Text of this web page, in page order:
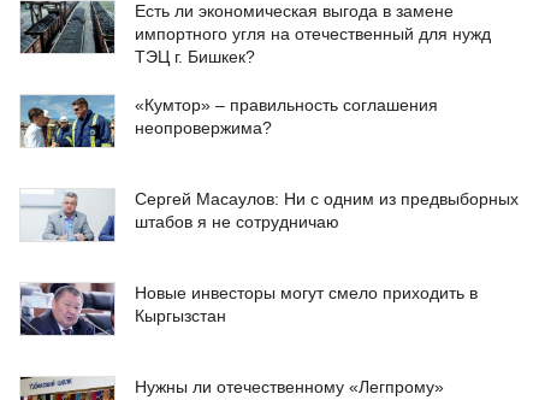
Есть ли экономическая выгода в замене
импортного угля на отечественный для нужд
ТЭЦ г. Бишкек?
«Кумтор» – правильность соглашения
неопровержима?
Сергей Масаулов: Ни с одним из предвыборных
штабов я не сотрудничаю
Новые инвесторы могут смело приходить в
Кыргызстан
Нужны ли отечественному «Легпрому»